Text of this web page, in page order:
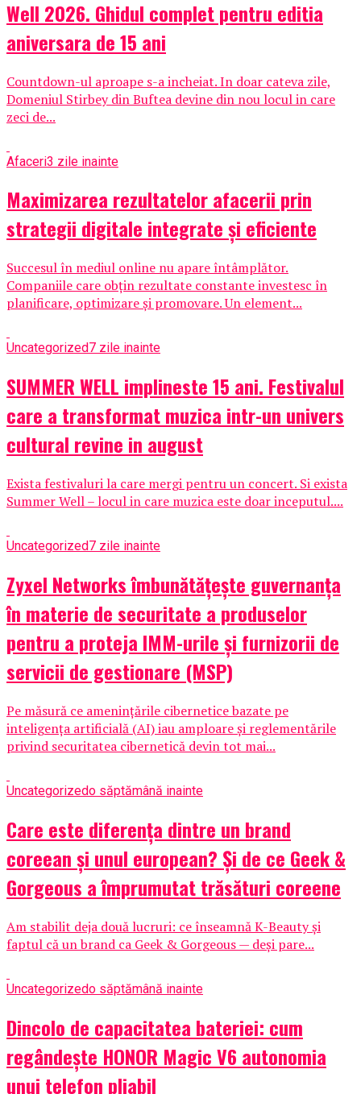
Well 2026. Ghidul complet pentru editia
aniversara de 15 ani
Countdown-ul aproape s-a incheiat. In doar cateva zile,
Domeniul Stirbey din Buftea devine din nou locul in care
zeci de...
Afaceri3 zile inainte
Maximizarea rezultatelor afacerii prin
strategii digitale integrate și eficiente
Succesul în mediul online nu apare întâmplător.
Companiile care obțin rezultate constante investesc în
planificare, optimizare și promovare. Un element...
Uncategorized7 zile inainte
SUMMER WELL implineste 15 ani. Festivalul
care a transformat muzica intr-un univers
cultural revine in august
Exista festivaluri la care mergi pentru un concert. Si exista
Summer Well – locul in care muzica este doar inceputul....
Uncategorized7 zile inainte
Zyxel Networks îmbunătățește guvernanța
în materie de securitate a produselor
pentru a proteja IMM-urile și furnizorii de
servicii de gestionare (MSP)
Pe măsură ce amenințările cibernetice bazate pe
inteligența artificială (AI) iau amploare și reglementările
privind securitatea cibernetică devin tot mai...
Uncategorizedo săptămână inainte
Care este diferența dintre un brand
coreean și unul european? Și de ce Geek &
Gorgeous a împrumutat trăsături coreene
Am stabilit deja două lucruri: ce înseamnă K-Beauty și
faptul că un brand ca Geek & Gorgeous — deși pare...
Uncategorizedo săptămână inainte
Dincolo de capacitatea bateriei: cum
regândește HONOR Magic V6 autonomia
unui telefon pliabil